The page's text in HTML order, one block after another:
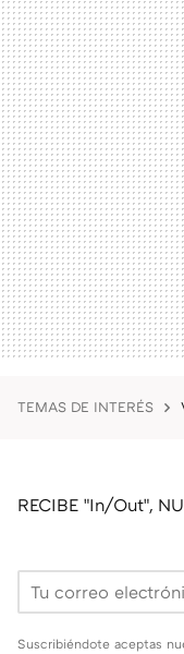
TEMAS DE INTERÉS
RECIBE "In/Out",
Suscribiéndote aceptas